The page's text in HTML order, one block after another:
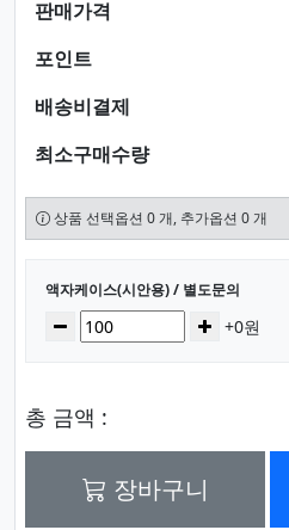
판매가격
포인트
배송비결제
최소구매수량
상품 선택옵션 0 개, 추가옵션 0 개
선택된 옵션
액자케이스(시안용) / 별도문의
수량감소 증가+0원
총 금액 :
장바구니